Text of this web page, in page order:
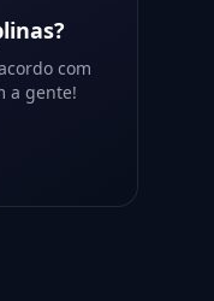
com
a gente!